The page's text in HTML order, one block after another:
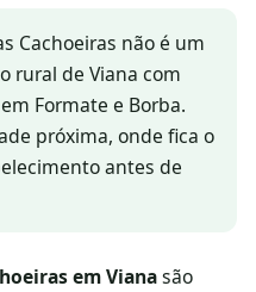
Cachoeiras não é um
rural de Viana com
Formate e Borba.
próxima, onde fica o
antes de
em Vianasão